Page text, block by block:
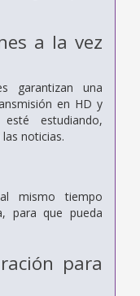
a la vez
garantizan una
en HD y
estudiando,
noticias.
mismo tiempo
para que pueda
para